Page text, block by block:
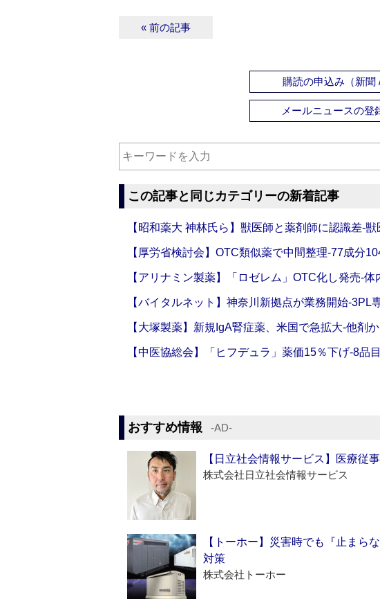
« 前の記事
購読の申込み（新聞
メールニュースの登
この記事と同じカテゴリーの新着記事
【昭和薬大 神林氏ら】獣医師と薬剤師に認識差‐
【厚労省検討会】OTC類似薬で中間整理‐77成分
【アリナミン製薬】「ロゼレム」OTC化し発売‐
【バイタルネット】神奈川新拠点が業務開始‐3PL
【大塚製薬】新規IgA腎症薬、米国で急拡大‐他剤
【中医協総会】「ヒフデュラ」薬価15％下げ‐8品
おすすめ情報 ‐AD‐
【日立社会情報サービス】医療従
株式会社日立社会情報サービス
【トーホー】災害時でも『止ま
対策
株式会社トーホー